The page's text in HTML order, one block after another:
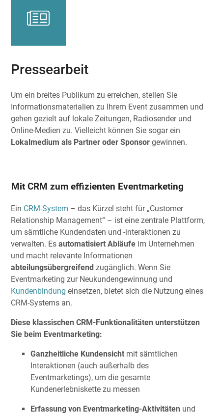
Pressearbeit
Um ein breites Publikum zu erreichen, stellen Sie
Informationsmaterialien zu Ihrem Event zusammen und
gehen gezielt auf lokale Zeitungen, Radiosender und
Online-Medien zu. Vielleicht können Sie sogar ein
Lokalmedium als Partner oder Sponsor gewinnen.
Mit CRM zum effizienten Eventmarketing
Ein CRM-System – das Kürzel steht für „Customer
Relationship Management“ – ist eine zentrale Plattform,
um sämtliche Kundendaten und -interaktionen zu
verwalten. Esautomatisiert Abläufe im Unternehmen
und macht relevante Informationen
abteilungsübergreifend zugänglich. Wenn Sie
Eventmarketing zur Neukundengewinnung und
Kundenbindung einsetzen, bietet sich die Nutzung eines
CRM-Systems an.
Diese klassischen CRM-Funktionalitäten unterstützen
Sie beim Eventmarketing:
Ganzheitliche Kundensicht mit sämtlichen
Interaktionen (auch außerhalb des
Eventmarketings), um die gesamte
Kundenerlebniskette zu messen
Erfassung von Eventmarketing-Aktivitäten und